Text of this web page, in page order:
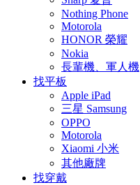
Nothing Phone
Motorola
HONOR 榮耀
Nokia
長輩機、軍人機
找平板
Apple iPad
三星 Samsung
OPPO
Motorola
Xiaomi 小米
其他廠牌
找穿戴